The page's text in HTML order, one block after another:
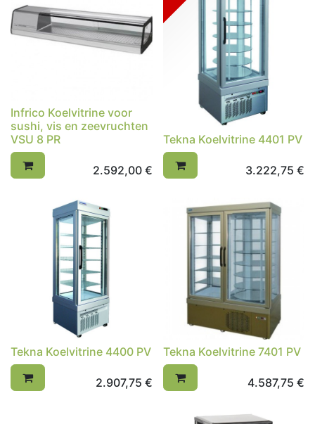
Infrico Koelvitrine voor
sushi, vis en zeevruchten
VSU 8 PR
2.592,00€
Tekna Koelvitrine 4401 PV
3.222,75 €
Tekna Koelvitrine 4400 PV
2.907,75 €
Tekna Koelvitrine 7401 PV
4.587,75 €